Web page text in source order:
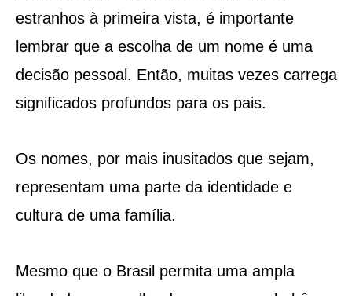
estranhos à primeira vista, é importante
lembrar que a escolha de um nome é uma
decisão pessoal. Então, muitas vezes carrega
significados profundos para os pais.
Os nomes, por mais inusitados que sejam,
representam uma parte da identidade e
cultura de uma família.
Mesmo que o Brasil permita uma ampla